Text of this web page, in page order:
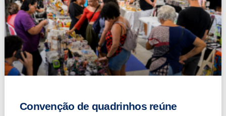
Convenção de quadrinhos reúne